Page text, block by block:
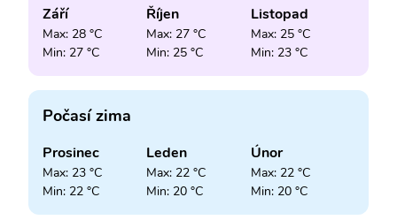
Září
Max: 28 °C
Min: 27 °C
Říjen
Max: 27 °C
Min: 25 °C
Listopad
Max: 25 °C
Min: 23 °C
Počasí zima
Prosinec
Max: 23 °C
Min: 22 °C
Leden
Max: 22 °C
Min: 20 °C
Únor
Max: 22 °C
Min: 20 °C